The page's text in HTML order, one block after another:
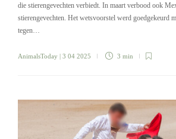
die stierengevechten verbiedt. In maart verbood ook
stierengevechten. Het wetsvoorstel werd goedgekeurd
tegen…
AnimalsToday | 3 04 2025 3 min